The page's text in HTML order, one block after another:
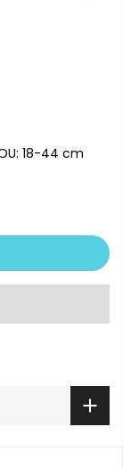
18-44 cm